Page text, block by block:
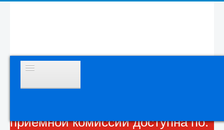
приемной комиссии доступна по: